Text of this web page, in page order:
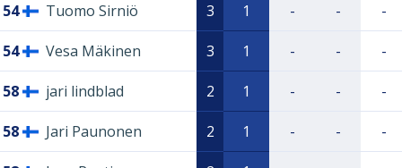
54 Tuomo Sirniö 3 1 - - -
54 Vesa Mäkinen 3 1 - - -
58 jari lindblad 2 1 - - -
58 Jari Paunonen 2 1 - - -